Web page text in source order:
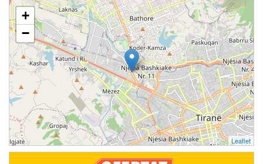
+
−
Leaflet